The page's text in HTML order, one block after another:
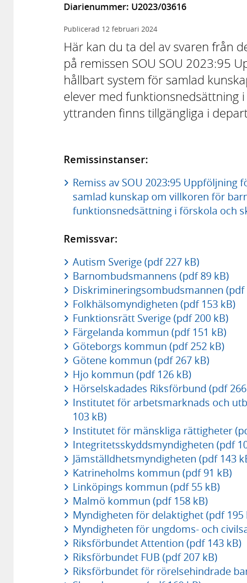
Diarienummer: U2023/03616
Publicerad 12 februari 2024
Här kan du ta del av svaren från
på remissen SOU SOU 2023:95
hållbart system för samlad
elever med funktionsnedsättning
yttranden finns tillgängliga i
Remissinstanser:
Remiss av SOU 2023:95
samlad kunskap om villkoren för
funktionsnedsättning i förskola och
Remissvar:
Autism Sverige (pdf 227 kB)
Barnombudsmannens (pdf 89 kB)
Diskrimineringsombudsmannen (pdf
Folkhälsomyndigheten (pdf 153 kB)
Funktionsrätt Sverige (pdf 200 kB)
Färgelanda kommun (pdf 151 kB)
Göteborgs kommun (pdf 252 kB)
Götene kommun (pdf 267 kB)
Hjo kommun (pdf 126 kB)
Hörselskadades Riksförbund (pdf
Institutet för arbetsmarknads och
103 kB)
Institutet för mänskliga rättigheter
Integritetsskyddsmyndigheten (pdf
Jämställdhetsmyndigheten (pdf 143
Katrineholms kommun (pdf 91 kB)
Linköpings kommun (pdf 55 kB)
Malmö kommun (pdf 158 kB)
Myndigheten för delaktighet (pdf 195
Myndigheten för ungdoms- och
Riksförbundet Attention (pdf 143 kB)
Riksförbundet FUB (pdf 207 kB)
Riksförbundet för rörelsehindrade